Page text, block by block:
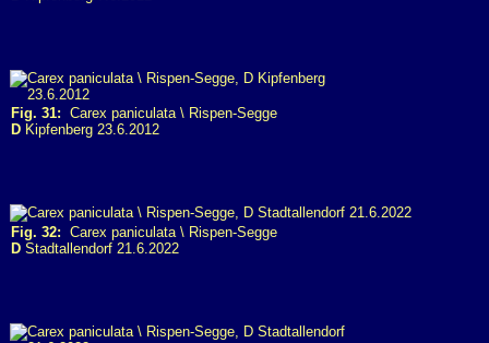
Fig. 31: Carex paniculata \ Rispen-Segge
D Kipfenberg 23.6.2012
Fig. 32: Carex paniculata \ Rispen-Segge
D Stadtallendorf 21.6.2022